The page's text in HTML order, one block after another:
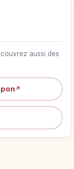
aussi des
↗